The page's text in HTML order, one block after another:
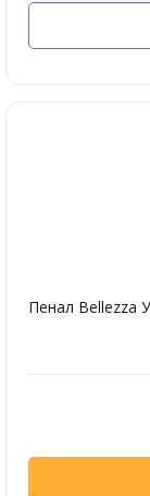
Пенал Bellezza